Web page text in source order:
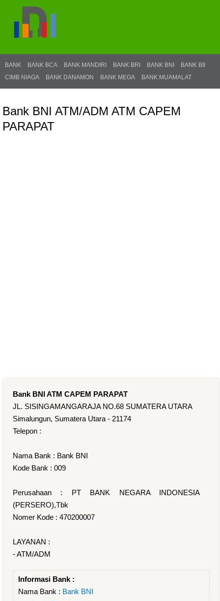
BANK BANK BCA BANK MANDIRI BANK BRI BANK BNI
BANK BII
CIMB NIAGA
BANK DANAMON BANK MEGA BANK MUAMALAT
Bank BNI ATM/ADM ATM CAPEM
PARAPAT
Bank BNI ATM CAPEM PARAPAT
JL. SISINGAMANGARAJA NO.68 SUMATERA UTARA
Simalungun, Sumatera Utara - 21174
Telepon :
Nama Bank : Bank BNI
Kode Bank : 009
Perusahaan : PT BANK NEGARA INDONESIA
(PERSERO),Tbk
Nomer Kode : 470200007
LAYANAN :
- ATM/ADM
Informasi Bank :
Nama Bank : Bank BNI